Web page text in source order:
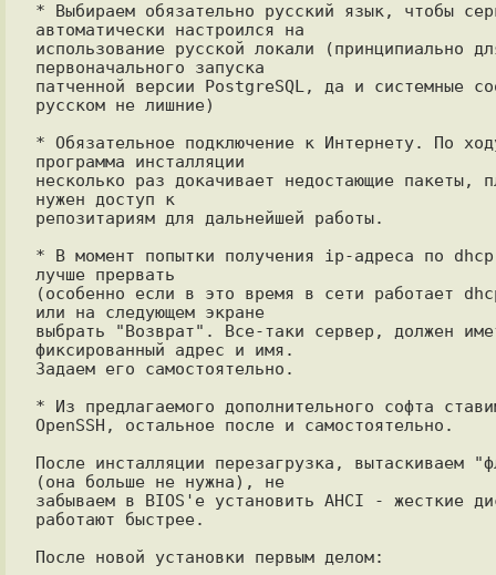
* Выбираем обязательно русский язык, чтобы
автоматически настроился на
использование русской локали (принципиально
первоначального запуска
патченной версии PostgreSQL, да и системные
русском не лишние)
* Обязательное подключение к Интернету. По
программа инсталляции
несколько раз докачивает недостающие пакеты,
нужен доступ к
репозитариям для дальнейшей работы.
* В момент попытки получения ip-адреса по dhcp
лучше прервать
(особенно если в это время в сети работает
или на следующем экране
выбрать "Возврат". Все-таки сервер, должен
фиксированный адрес и имя.
Задаем его самостоятельно.
* Из предлагаемого дополнительного софта
OpenSSH, остальное после и самостоятельно.
После инсталляции перезагрузка, вытаскиваем
(она больше не нужна), не
забываем в BIOS'е установить AHCI - жесткие
работают быстрее.
После новой установки первым делом: